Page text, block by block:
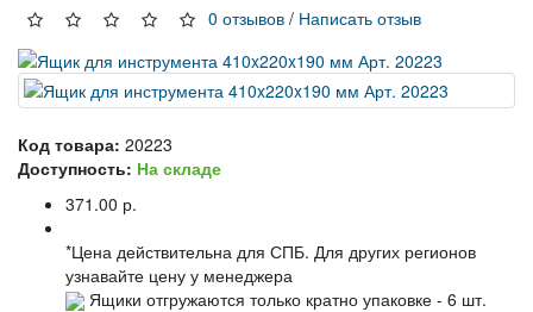
0 отзывов / Написать отзыв
Код товара: 20223
Доступность: На складе
371.00 р.
*Цена действительна для СПБ. Для других регионов
узнавайте цену у менеджера
Ящики отгружаются только кратно упаковке - 6 шт.